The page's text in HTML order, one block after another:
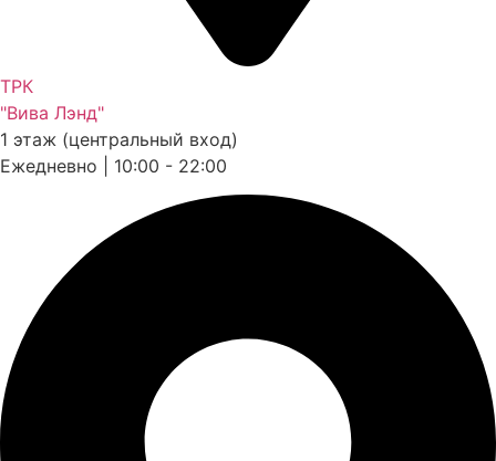
ТРК
"Вива Лэнд"
1 этаж (центральный вход)
Ежедневно | 10:00 - 22:00